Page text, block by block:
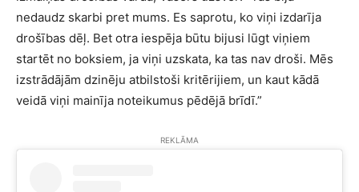
nedaudz skarbi pret mums. Es saprotu, ko viņi izdarīja
drošības dēļ. Bet otra iespēja būtu bijusi lūgt viņiem
startēt no boksiem, ja viņi uzskata, ka tas nav droši. Mēs
izstrādājām dzinēju atbilstoši kritērijiem, un kaut kādā
veidā viņi mainīja noteikumus pēdējā brīdī.”
REKLĀMA